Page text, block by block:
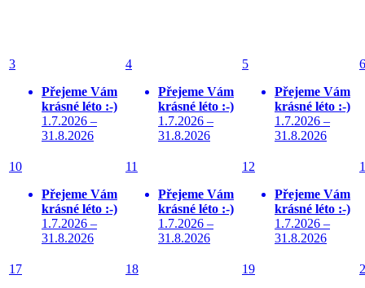
3
Přejeme Vám
krásné léto :-)
1.7.2026 –
31.8.2026
4
Přejeme Vám
krásné léto :-)
1.7.2026 –
31.8.2026
5
Přejeme Vám
krásné léto :-)
1.7.2026 –
31.8.2026
6
10
Přejeme Vám
krásné léto :-)
1.7.2026 –
31.8.2026
11
Přejeme Vám
krásné léto :-)
1.7.2026 –
31.8.2026
12
Přejeme Vám
krásné léto :-)
1.7.2026 –
31.8.2026
17
18
19